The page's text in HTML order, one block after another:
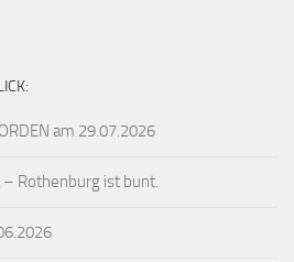
am 29.07.2026
Rothenburg ist bunt.